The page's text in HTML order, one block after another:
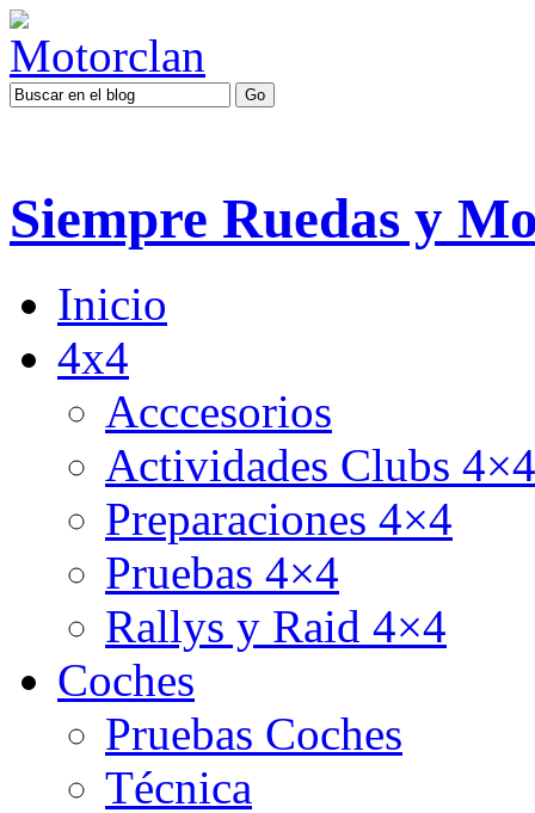
Siempre Ruedas y
Inicio
4x4
Acccesorios
Actividades Clubs 4×4
Preparaciones 4×4
Pruebas 4×4
Rallys y Raid 4×4
Coches
Pruebas Coches
Técnica